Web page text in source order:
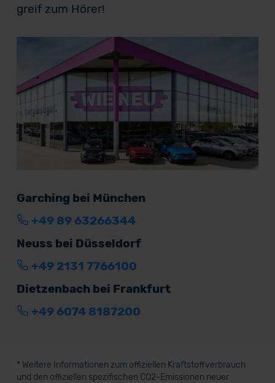
greif zum Hörer!
Garching bei München
+49 89 63266344
Neuss bei Düsseldorf
+49 2131 7766100
Dietzenbach bei Frankfurt
+49 6074 8187200
* Weitere Informationen zum offiziellen Kraftstoffverbrauch
und den offiziellen spezifischen CO2-Emissionen neuer